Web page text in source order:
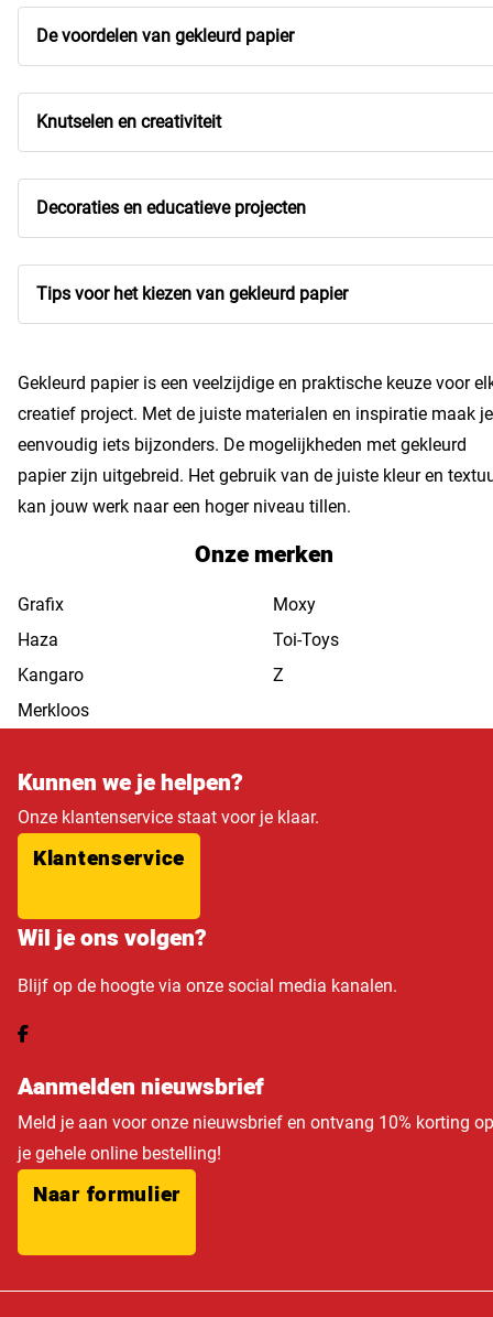
De voordelen van gekleurd papier
Knutselen en creativiteit
Decoraties en educatieve projecten
Tips voor het kiezen van gekleurd papier
Gekleurd papier is een veelzijdige en praktische keuze voor
creatief project. Met de juiste materialen en inspiratie maak je
eenvoudig iets bijzonders. De mogelijkheden met gekleurd
papier zijn uitgebreid. Het gebruik van de juiste kleur en
kan jouw werk naar een hoger niveau tillen.
Onze merken
Grafix
Haza
Kangaro
Merkloos
Moxy
Toi-Toys
Z
Kunnen we je helpen?
Onze klantenservice staat voor je klaar.
Klantenservice
Wil je ons volgen?
Blijf op de hoogte via onze social media kanalen.
Aanmelden nieuwsbrief
Meld je aan voor onze nieuwsbrief en ontvang 10% korting op
je gehele online bestelling!
Naar formulier